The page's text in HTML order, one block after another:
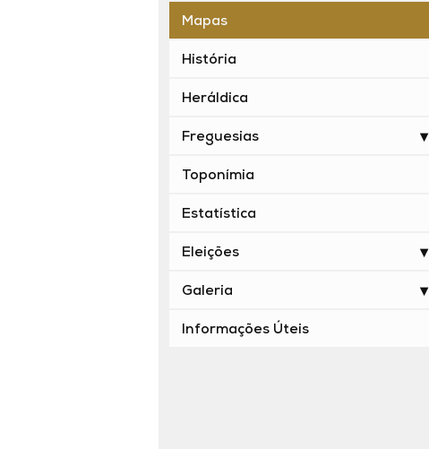
Mapas
História
Heráldica
Freguesias
Toponímia
Estatística
Eleições
Galeria
Informações Úteis